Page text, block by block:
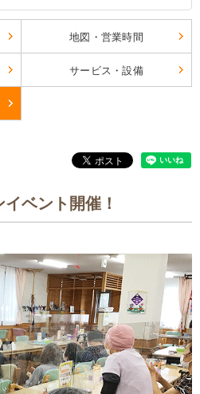
地図・営業時間
サービス・設備
ベント開催！